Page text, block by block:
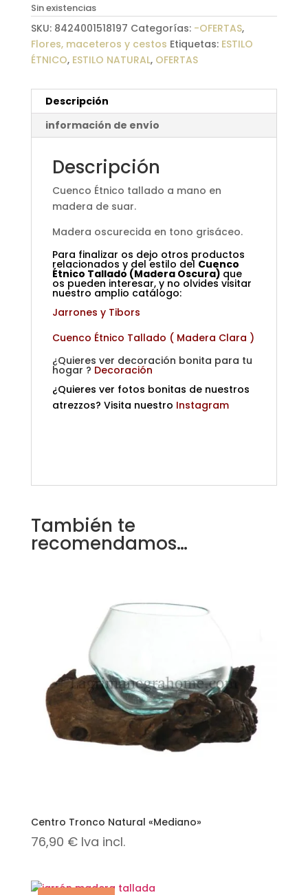
Sin existencias
SKU: 8424001518197 Categorías: -OFERTAS,
Flores, maceteros y cestos Etiquetas: ESTILO
ÉTNICO, ESTILO NATURAL, OFERTAS
Descripción
información de envío
Descripción
Cuenco Étnico tallado a mano en
madera de suar.
Madera oscurecida en tono grisáceo.
Para finalizar os dejo otros productos
relacionados y del estilo del Cuenco
Étnico Tallado (Madera Oscura) que
os pueden interesar, y no olvides visitar
nuestro amplio catálogo:
Jarrones y Tibors
Cuenco Étnico Tallado ( Madera Clara )
¿Quieres ver decoración bonita para tu
hogar ? Decoración
¿Quieres ver fotos bonitas de nuestros
atrezzos? Visita nuestro Instagram
También te
recomendamos…
Centro Tronco Natural «Mediano»
76,90 € Iva incl.